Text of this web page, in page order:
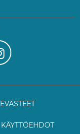
EVÄSTEET
KÄYTTÖEHDOT